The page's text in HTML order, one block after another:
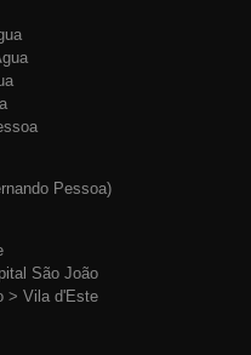
Pessoa)
São João
> Vila d'Este